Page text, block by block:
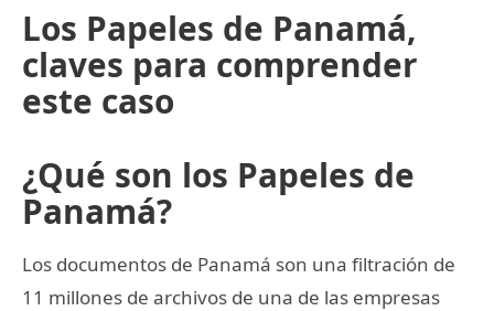
Los Papeles de Panamá,
claves para comprender
este caso
¿Qué son los Papeles de
Panamá?
Los documentos de Panamá son una filtración de
11 millones de archivos de una de las empresas